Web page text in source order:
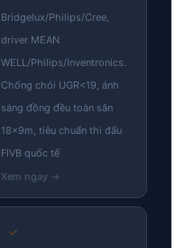
Bridgelux/Philips/Cree,
driver MEAN
WELL/Philips/Inventronics.
Chống chói UGR<19, ánh
sáng đồng đều toàn sân
18×9m, tiêu chuẩn thi đấu
FIVB quốc tế
✓